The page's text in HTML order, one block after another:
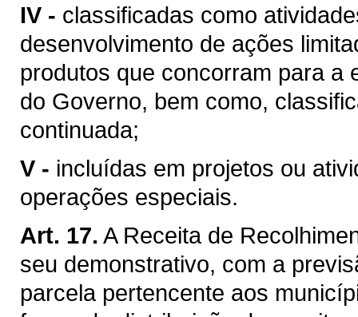
IV - classificadas como
desenvolvimento de ações
produtos que concorram para a
do Governo, bem como,
continuada;
V - incluídas em projetos ou
operações especiais.
Art. 17. A Receita de
seu demonstrativo, com a
parcela pertencente aos